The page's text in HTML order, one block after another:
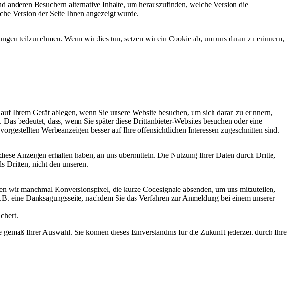
Besuchern alternative Inhalte, um herauszufinden, welche Version die
Version der Seite Ihnen angezeigt wurde.
teilzunehmen. Wenn wir dies tun, setzen wir ein Cookie ab, um uns daran zu erinnern,
Gerät ablegen, wenn Sie unsere Website besuchen, um sich daran zu erinnern,
bedeutet, dass, wenn Sie später diese Drittanbieter-Websites besuchen oder eine
Werbeanzeigen besser auf Ihre offensichtlichen Interessen zugeschnitten sind.
Anzeigen erhalten haben, an uns übermitteln. Die Nutzung Ihrer Daten durch Dritte,
Dritten, nicht den unseren.
wir manchmal Konversionspixel, die kurze Codesignale absenden, um uns mitzuteilen,
eine Danksagungsseite, nachdem Sie das Verfahren zur Anmeldung bei einem unserer
Ihrer Auswahl. Sie können dieses Einverständnis für die Zukunft jederzeit durch Ihre